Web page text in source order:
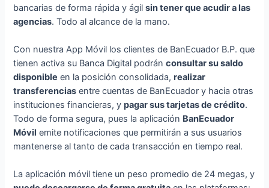
bancarias de forma rápida y ágilsin tener que acudir a las
agencias. Todo al alcance de la mano.
Con nuestra App Móvil los clientes de BanEcuador B.P. que
tienen activa su Banca Digital podránconsultar su saldo
disponible en la posición consolidada,realizar
transferencias entre cuentas de BanEcuador y hacia otras
instituciones financieras, ypagar sus tarjetas de crédito.
Todo de forma segura, pues la aplicación BanEcuador
Móvil emite notificaciones que permitirán a sus usuarios
mantenerse al tanto de cada transacción en tiempo real.
La aplicación móvil tiene un peso promedio de 24 megas, y